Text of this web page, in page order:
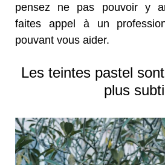
pensez ne pas pouvoir y
faites appel à un
pouvant vous aider.
Les teintes pastel
plus